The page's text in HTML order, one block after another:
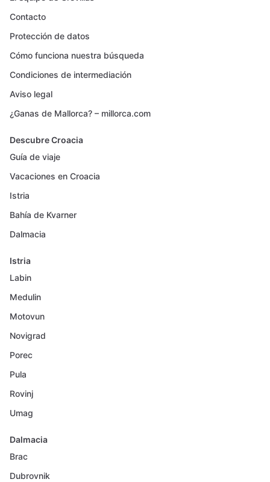
Contacto
Protección de datos
Cómo funciona nuestra búsqueda
Condiciones de intermediación
Aviso legal
¿Ganas de Mallorca? – millorca.com
Descubre Croacia
Guía de viaje
Vacaciones en Croacia
Istria
Bahía de Kvarner
Dalmacia
Istria
Labin
Medulin
Motovun
Novigrad
Porec
Pula
Rovinj
Umag
Dalmacia
Brac
Dubrovnik